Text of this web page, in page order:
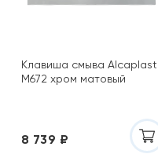
Клавиша смыва Alcaplast
M672 хром матовый
8 739 ₽